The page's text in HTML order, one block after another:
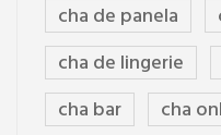
cha de panela
cha de lingerie
cha bar
cha